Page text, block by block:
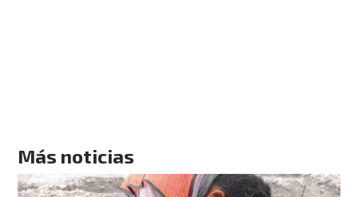
Más noticias